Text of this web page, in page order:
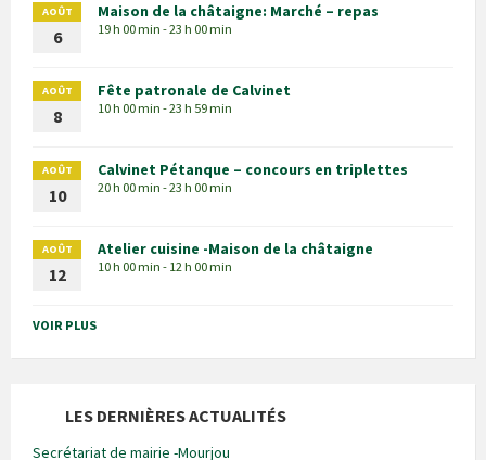
AOÛT
6
Maison de la châtaigne: Marché – repas
19 h 00 min - 23 h 00 min
AOÛT
8
Fête patronale de Calvinet
10 h 00 min - 23 h 59 min
AOÛT
10
Calvinet Pétanque – concours en triplettes
20 h 00 min - 23 h 00 min
AOÛT
12
Atelier cuisine -Maison de la châtaigne
10 h 00 min - 12 h 00 min
VOIR PLUS
LES DERNIÈRES ACTUALITÉS
Secrétariat de mairie -Mourjou